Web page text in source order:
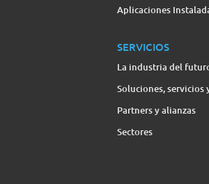
Aplicaciones
SERVICIOS
La industria del
Soluciones, servicios
Partners y alianzas
Sectores